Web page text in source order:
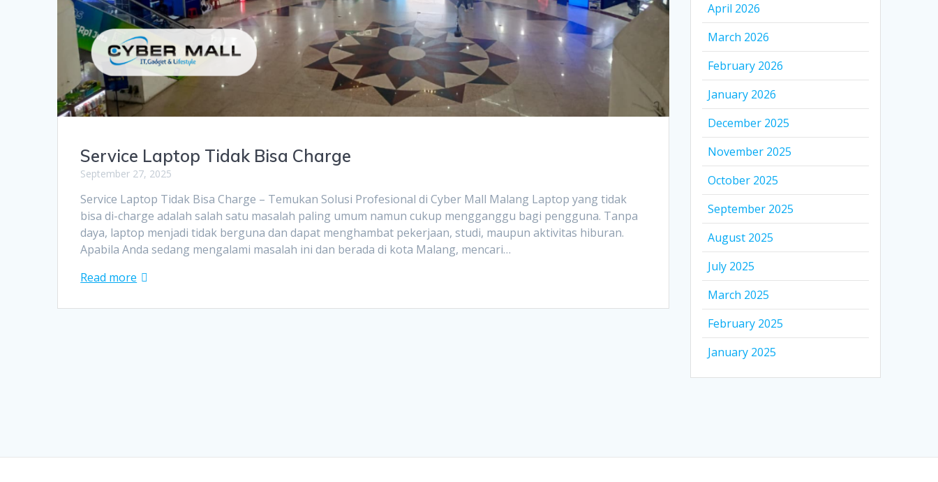
Service Laptop Tidak Bisa Charge
September 27, 2025
Service Laptop Tidak Bisa Charge – Temukan Solusi Profesional di Cyber Mall Malang Laptop yang tidak
bisa di-charge adalah salah satu masalah paling umum namun cukup mengganggu bagi pengguna. Tanpa
daya, laptop menjadi tidak berguna dan dapat menghambat pekerjaan, studi, maupun aktivitas hiburan.
Apabila Anda sedang mengalami masalah ini dan berada di kota Malang, mencari…
Read more
April 2026
March 2026
February 2026
January 2026
December 2025
November 2025
October 2025
September 2025
August 2025
July 2025
March 2025
February 2025
January 2025